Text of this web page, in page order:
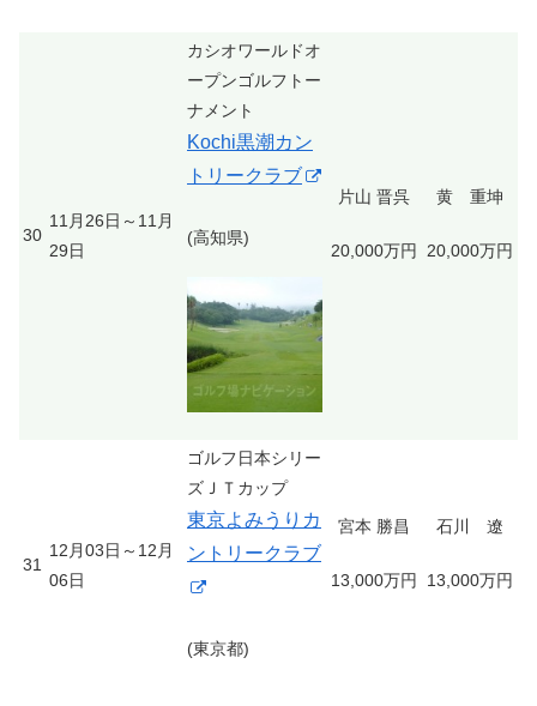
30
11月26日～11月
29日
カシオワールドオ
ープンゴルフトー
ナメント
Kochi黒潮カン
トリークラブ
(高知県)
片山 晋呉
20,000万円
黄 重坤
20,000万円
31
12月03日～12月
06日
ゴルフ日本シリー
ズＪＴカップ
東京よみうりカ
ントリークラブ
(東京都)
宮本 勝昌
13,000万円
石川 遼
13,000万円